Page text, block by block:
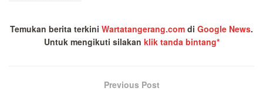
Temukan berita terkini Wartatangerang.com di Google News.
Untuk mengikuti silakan klik tanda bintang*
Previous Post